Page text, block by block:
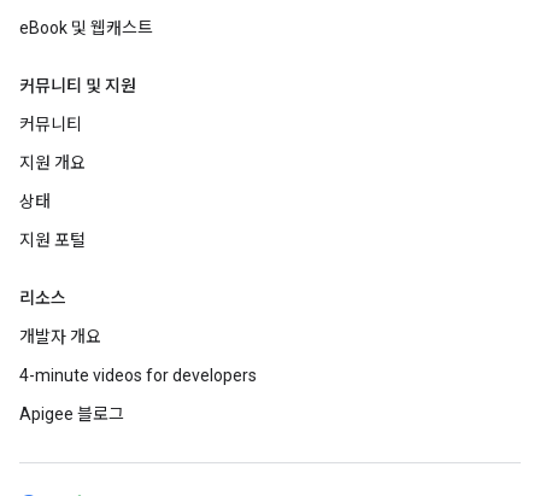
eBook 및 웹캐스트
커뮤니티 및 지원
커뮤니티
지원 개요
상태
지원 포털
리소스
개발자 개요
4-minute videos for developers
Apigee 블로그